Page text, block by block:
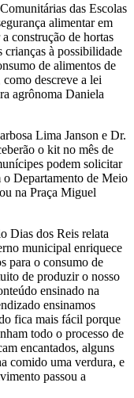
das Escolas
alimentar em
construção de hortas
crianças à possibilidade
de alimentos de
descreve a lei
agrônoma Daniela
Lima Janson e Dr.
o kit no mês de
podem solicitar
o Departamento de Meio
na Praça Miguel
Dias dos Reis relata
municipal enriquece
para o consumo de
de produzir o nosso
ensinado na
ensinamos
fica mais fácil porque
todo o processo de
encantados, alguns
comido uma verdura, e
passou a